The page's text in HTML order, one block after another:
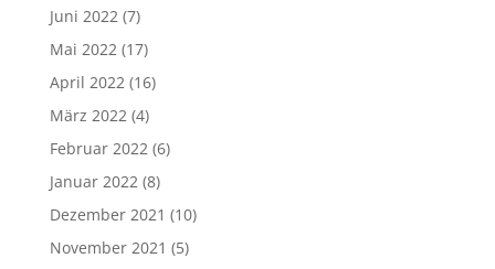
Juni 2022(7)
Mai 2022(17)
April 2022(16)
März 2022(4)
Februar 2022(6)
Januar 2022(8)
Dezember 2021 (10)
November 2021 (5)